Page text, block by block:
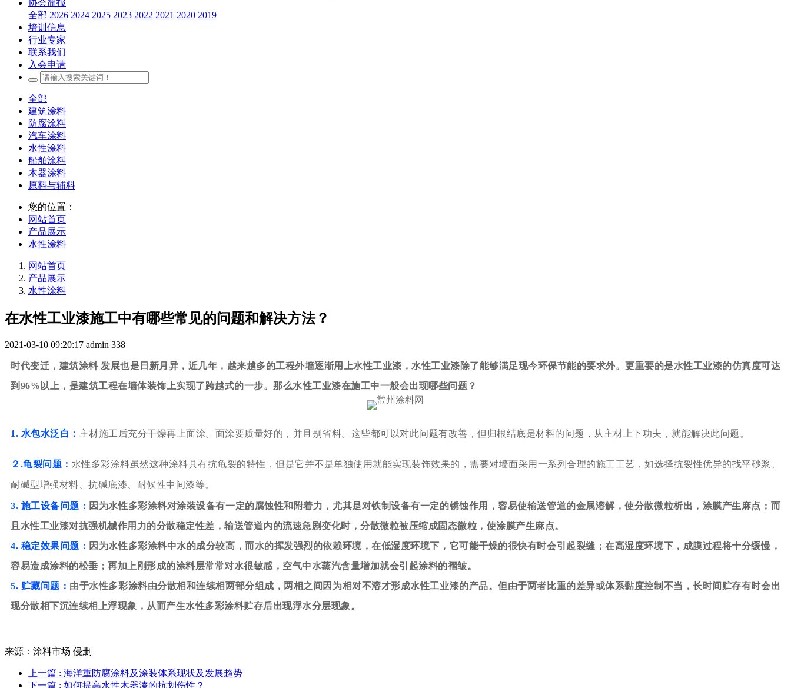
协会简报
全部 2026 2024 2025 2023 2022 2021 2020 2019
培训信息
行业专家
联系我们
入会申请
全部
建筑涂料
防腐涂料
汽车涂料
水性涂料
船舶涂料
木器涂料
原料与辅料
您的位置：
网站首页
产品展示
水性涂料
网站首页
产品展示
水性涂料
在水性工业漆施工中有哪些常见的问题和解决方法？
2021-03-10 09:20:17 admin 338
时代变迁，建筑涂料 发展也是日新月异，近几年，越来越多的工程外墙逐渐用上水性工业漆，水性工业漆除了能够满足现今环保节能的要求外。更重要的是水性工业漆的仿真度可达
到96%以上，是建筑工程在墙体装饰上实现了跨越式的一步。那么水性工业漆在施工中一般会出现哪些问题？
1. 水包水泛白： 主材施工后充分干燥再上面涂。面涂要质量好的，并且别省料。这些都可以对此问题有改善，但归根结底是材料的问题，从主材上下功夫，就能解决此问题。
２.龟裂问题： 水性多彩涂料虽然这种涂料具有抗龟裂的特性，但是它并不是单独使用就能实现装饰效果的，需要对墙面采用一系列合理的施工工艺，如选择抗裂性优异的找平砂浆、
耐碱型增强材料、抗碱底漆、耐候性中间漆等。
3. 施工设备问题： 因为水性多彩涂料对涂装设备有一定的腐蚀性和附着力，尤其是对铁制设备有一定的锈蚀作用，容易使输送管道的金属溶解，使分散微粒析出，涂膜产生麻点；而
且水性工业漆对抗强机械作用力的分散稳定性差，输送管道内的流速急剧变化时，分散微粒被压缩成固态微粒，使涂膜产生麻点。
4. 稳定效果问题： 因为水性多彩涂料中水的成分较高，而水的挥发强烈的依赖环境，在低湿度环境下，它可能干燥的很快有时会引起裂缝；在高湿度环境下，成膜过程将十分缓慢，
容易造成涂料的松垂；再加上刚形成的涂料层常常对水很敏感，空气中水蒸汽含量增加就会引起涂料的褶皱。
5. 贮藏问题： 由于水性多彩涂料由分散相和连续相两部分组成，两相之间因为相对不溶才形成水性工业漆的产品。但由于两者比重的差异或体系黏度控制不当，长时间贮存有时会出
现分散相下沉连续相上浮现象，从而产生水性多彩涂料贮存后出现浮水分层现象。
来源：涂料市场 侵删
上一篇 : 海洋重防腐涂料及涂装体系现状及发展趋势
下一篇 : 如何提高水性木器漆的抗划伤性？